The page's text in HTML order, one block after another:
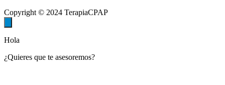
Copyright © 2024 TerapiaCPAP
Hola
¿Quieres que te asesoremos?